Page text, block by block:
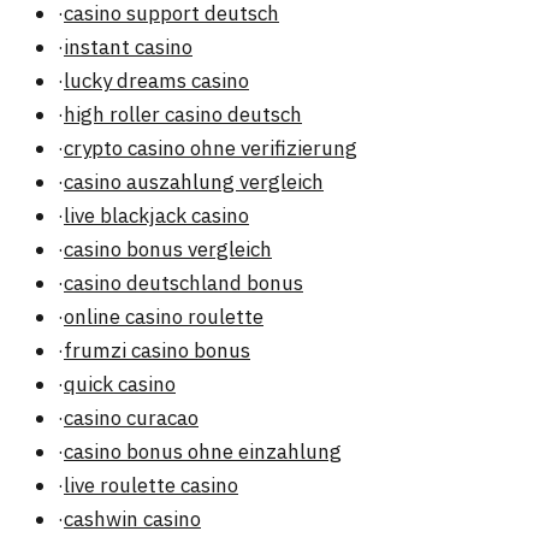
·casino support deutsch
·instant casino
·lucky dreams casino
·high roller casino deutsch
·crypto casino ohne verifizierung
·casino auszahlung vergleich
·live blackjack casino
·casino bonus vergleich
·casino deutschland bonus
·online casino roulette
·frumzi casino bonus
·quick casino
·casino curacao
·casino bonus ohne einzahlung
·live roulette casino
·cashwin casino